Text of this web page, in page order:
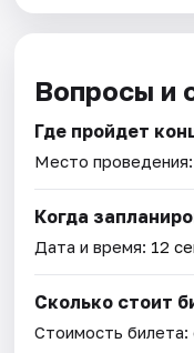
Вопросы и
Где пройдет
Место
Когда
Дата и время: 12
Сколько стоит
Стоимость билета: